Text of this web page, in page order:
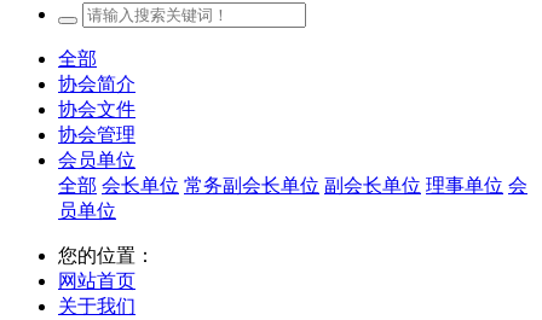
全部
协会简介
协会文件
协会管理
会员单位
全部 会长单位 常务副会长单位 副会长单位 理事单位 会
员单位
您的位置：
网站首页
关于我们